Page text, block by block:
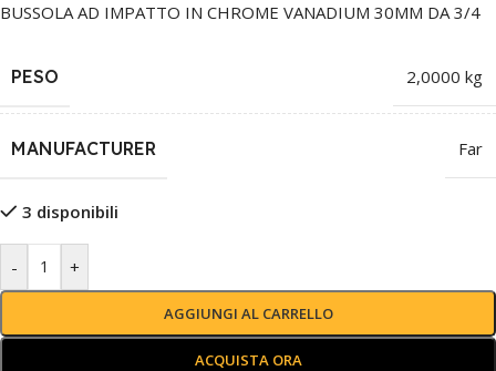
BUSSOLA AD IMPATTO IN CHROME VANADIUM 30MM DA 3/4
PESO 2,0000 kg
MANUFACTURER Far
3 disponibili
- +
AGGIUNGI AL CARRELLO
ACQUISTA ORA